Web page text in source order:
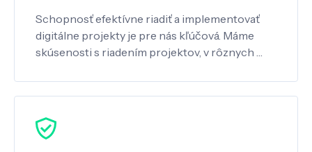
Schopnosť efektívne riadiť a implementovať
digitálne projekty je pre nás kľúčová. Máme
skúsenosti s riadením projektov, v rôznych …